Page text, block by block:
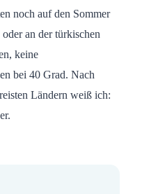
noch auf den Sommer
an der türkischen
keine
bei 40 Grad. Nach
Ländern weiß ich: